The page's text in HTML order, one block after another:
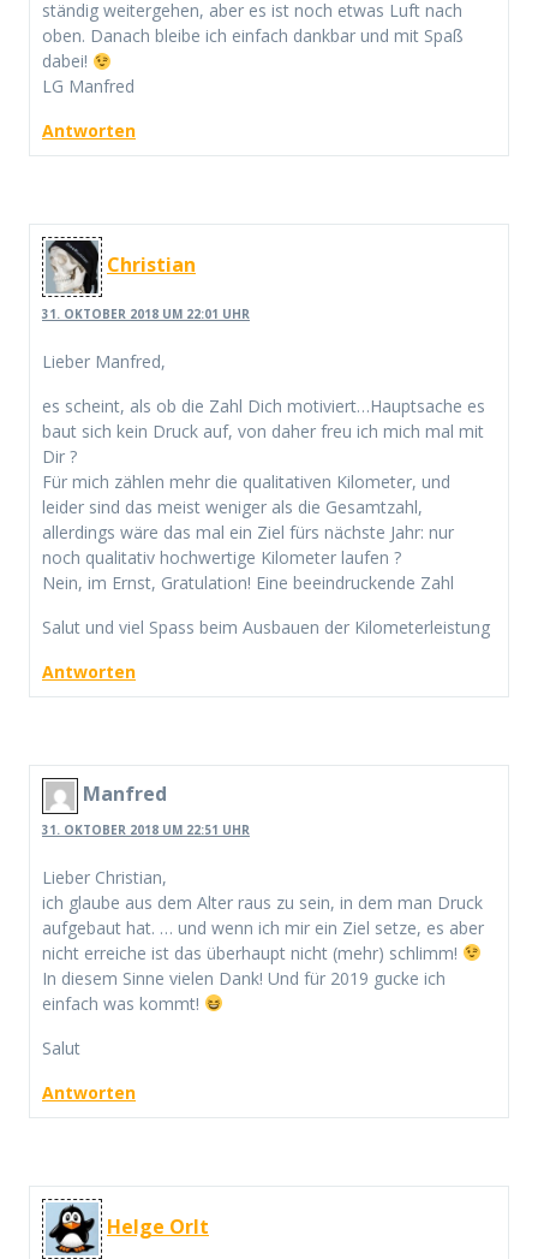
ständig weitergehen, aber es ist noch etwas Luft nach
oben. Danach bleibe ich einfach dankbar und mit Spaß
dabei!
LG Manfred
Antworten
Christian
31. OKTOBER 2018 UM 22:01 UHR
Lieber Manfred,
es scheint, als ob die Zahl Dich motiviert…Hauptsache es
baut sich kein Druck auf, von daher freu ich mich mal mit
Dir ?
Für mich zählen mehr die qualitativen Kilometer, und
leider sind das meist weniger als die Gesamtzahl,
allerdings wäre das mal ein Ziel fürs nächste Jahr: nur
noch qualitativ hochwertige Kilometer laufen ?
Nein, im Ernst, Gratulation! Eine beeindruckende Zahl
Salut und viel Spass beim Ausbauen der Kilometerleistung
Antworten
Manfred
31. OKTOBER 2018 UM 22:51 UHR
Lieber Christian,
ich glaube aus dem Alter raus zu sein, in dem man Druck
aufgebaut hat. … und wenn ich mir ein Ziel setze, es aber
nicht erreiche ist das überhaupt nicht (mehr) schlimm!
In diesem Sinne vielen Dank! Und für 2019 gucke ich
einfach was kommt!
Salut
Antworten
Helge Orlt